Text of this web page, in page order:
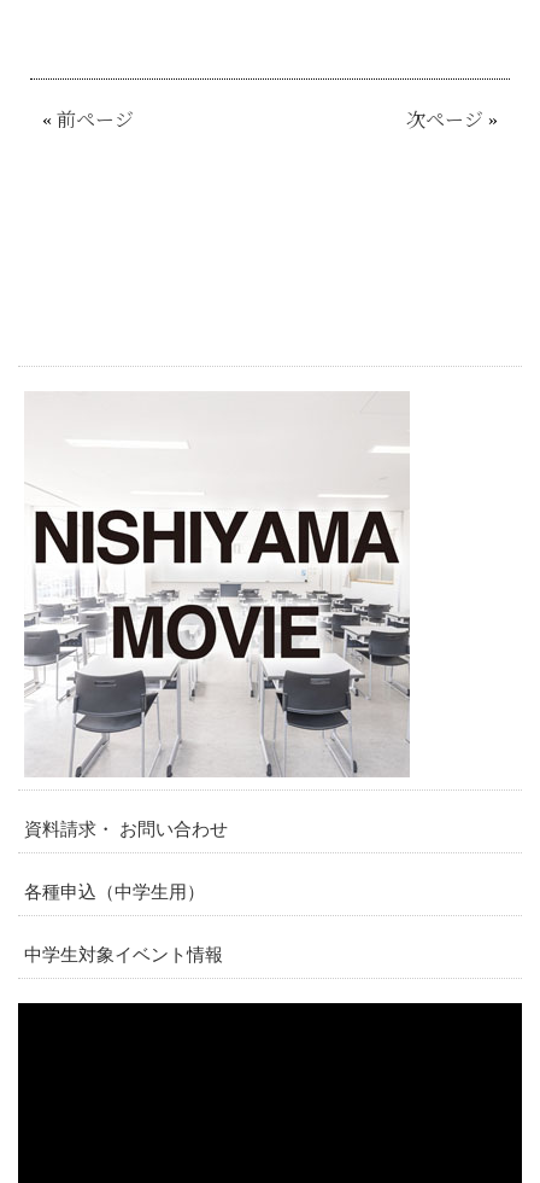
« 前ページ 次ページ »
資料請求・ お問い合わせ
各種申込（中学生用）
中学生対象イベント情報